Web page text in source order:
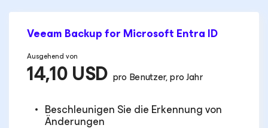
Veeam Backupfor Microsoft Entra ID
Ausgehend von
14,10 USD pro Benutzer, pro Jahr
Beschleunigen Sie die Erkennung von
Änderungen